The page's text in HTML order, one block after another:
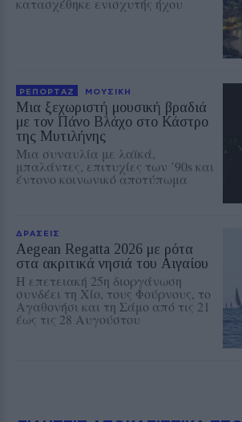
ΡΕΠΟΡΤΑΖ ΜΟΥΣΙΚΗ
Μια ξεχωριστή μουσική βραδιά
με τον Πάνο Βλάχο στο Κάστρο
της Μυτιλήνης
Μια συναυλία με λαϊκά,
μπαλάντες, επιτυχίες των ’90s και
έντονο κοινωνικό αποτύπωμα
ΔΡΑΣΕΙΣ
Aegean Regatta 2026 με ρότα
στα ακριτικά νησιά του Αιγαίου
Η επετειακή 25η διοργάνωση
συνδέει τη Χίο, τους Φούρνους, το
Αγαθονήσι και τη Σάμο από τις 21
έως τις 28 Αυγούστου